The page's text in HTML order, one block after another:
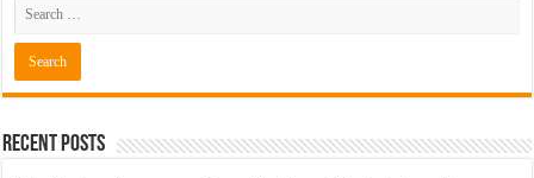
Recent Posts